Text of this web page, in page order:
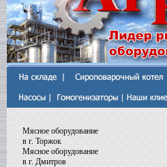
Мясное оборудование
в г. Торжок
Мясное оборудование
в г. Дмитров